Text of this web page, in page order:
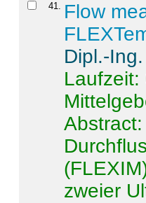
41. Flow
Dipl.-
zweier